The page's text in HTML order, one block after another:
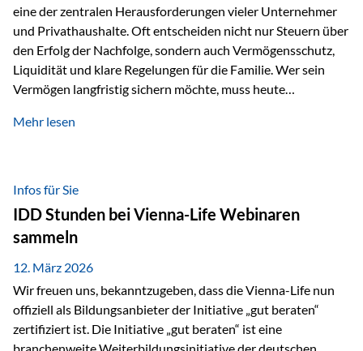
eine der zentralen Herausforderungen vieler Unternehmer
und Privathaushalte. Oft entscheiden nicht nur Steuern über
den Erfolg der Nachfolge, sondern auch Vermögensschutz,
Liquidität und klare Regelungen für die Familie. Wer sein
Vermögen langfristig sichern möchte, muss heute
„Erfolgsformel Liechtenstein“, herausgegeben und verfasst
Vermögensschutz strategisch miteinander verbindet.
Warum klassische Nachfolgeplanung oft scheitert Viele
Vermögen werden erst im Todesfall übertragen. Das kann zu
Problemen führen: Hohe Erbschaftsteuern Streitigkeiten
zwischen Erben Liquiditätsprobleme bei Immobilien…
Mehr lesen
Infos für Sie
IDD Stunden bei Vienna-Life Webinaren
sammeln
12. März 2026
Wir freuen uns, bekanntzugeben, dass die Vienna-Life nun
offiziell als Bildungsanbieter der Initiative „gut beraten“
zertifiziert ist. Die Initiative „gut beraten“ ist eine